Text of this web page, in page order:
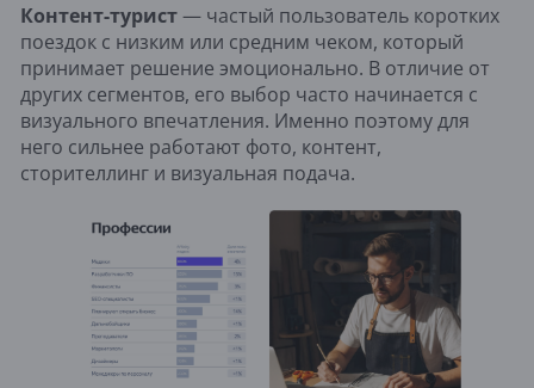
Контент-турист— частый пользователь коротких
поездок с низким или средним чеком, который
принимает решение эмоционально. В отличие от
других сегментов, его выбор часто начинается с
визуального впечатления. Именно поэтому для
него сильнее работают фото, контент,
сторителлинг и визуальная подача.